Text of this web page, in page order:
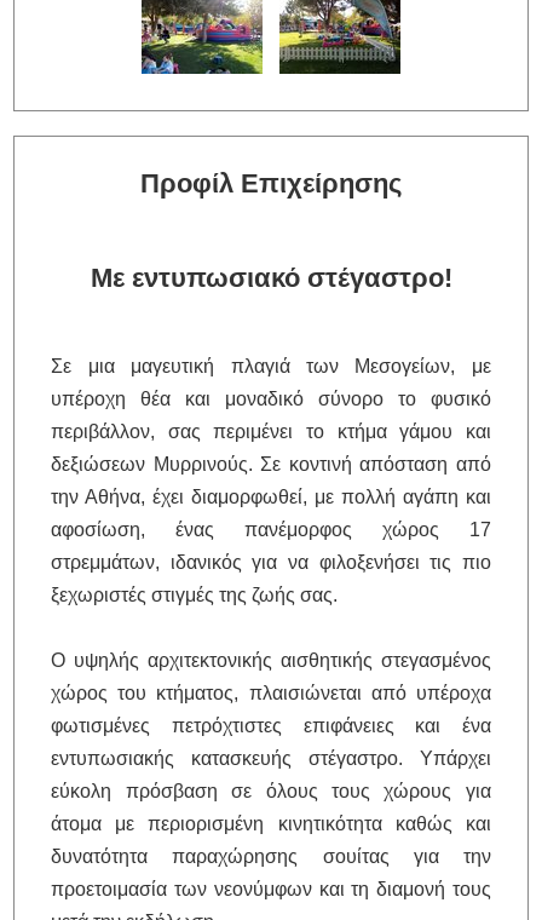
Προφίλ Επιχείρησης
Με εντυπωσιακό στέγαστρο!
Σε μια μαγευτική πλαγιά των Μεσογείων, με
υπέροχη θέα και μοναδικό σύνορο το φυσικό
περιβάλλον, σας περιμένει το κτήμα γάμου και
δεξιώσεων Μυρρινούς. Σε κοντινή απόσταση από
την Αθήνα, έχει διαμορφωθεί, με πολλή αγάπη και
αφοσίωση, ένας πανέμορφος χώρος 17
στρεμμάτων, ιδανικός για να φιλοξενήσει τις πιο
ξεχωριστές στιγμές της ζωής σας.
O υψηλής αρχιτεκτονικής αισθητικής στεγασμένος
χώρος του κτήματος, πλαισιώνεται από υπέροχα
φωτισμένες πετρόχτιστες επιφάνειες και ένα
εντυπωσιακής κατασκευής στέγαστρο. Υπάρχει
εύκολη πρόσβαση σε όλους τους χώρους για
άτομα με περιορισμένη κινητικότητα καθώς και
δυνατότητα παραχώρησης σουίτας για την
προετοιμασία των νεονύμφων και τη διαμονή τους